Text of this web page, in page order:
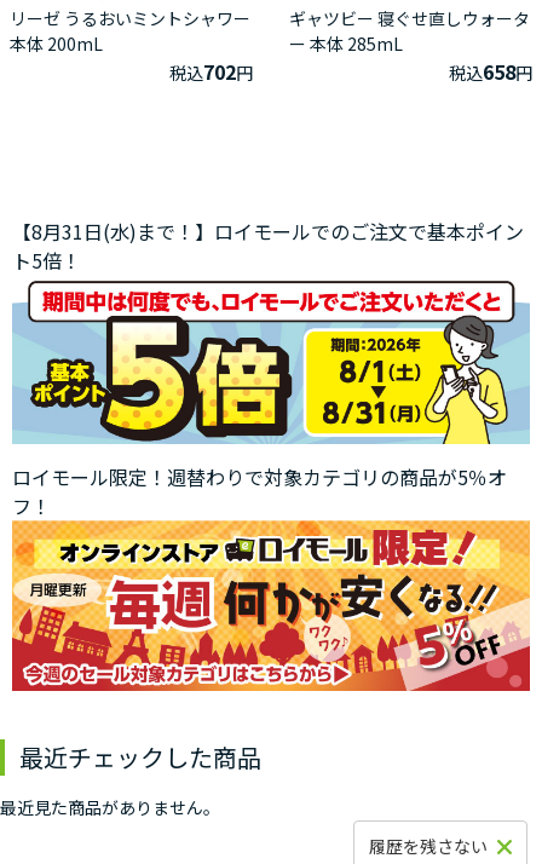
リーゼ うるおいミントシャワー
本体 200mL
税込702円
ギャツビー 寝ぐせ直しウォータ
ー 本体 285mL
税込658円
【8月31日(水)まで！】ロイモールでのご注文で基本ポイン
ト5倍！
ロイモール限定！週替わりで対象カテゴリの商品が5％オ
フ！
最近チェックした商品
最近見た商品がありません。
履歴を残さない